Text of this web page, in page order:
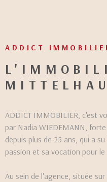
ADDICT
ADDICT IMMOBILIER, c'est
par Nadia WIEDEMANN,
depuis plus de 25 ans, qui a
passion et sa vocation pour le
Au sein de l'agence, située